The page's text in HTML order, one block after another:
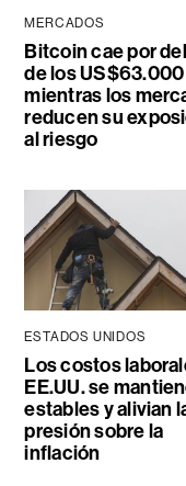
MERCADOS
Bitcoin cae por
de los US$63.000
mientras los
reducen su
al riesgo
ESTADOS UNIDOS
Los costos
EE.UU. se
estables y alivian
presión sobre la
inflación